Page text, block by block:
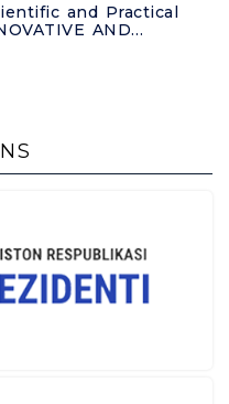
and Practical
TO
DEGRADATION”